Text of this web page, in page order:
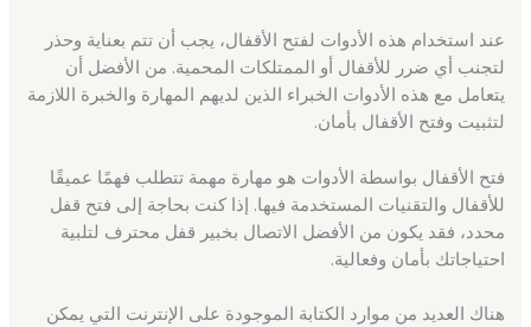
عند استخدام هذه الأدوات لفتح الأقفال، يجب أن تتم بعناية وحذر
لتجنب أي ضرر للأقفال أو الممتلكات المحمية. من الأفضل أن
يتعامل مع هذه الأدوات الخبراء الذين لديهم المهارة والخبرة اللازمة
لتثبيت وفتح الأقفال بأمان.
فتح الأقفال بواسطة الأدوات هو مهارة مهمة تتطلب فهمًا عميقًا
للأقفال والتقنيات المستخدمة فيها. إذا كنت بحاجة إلى فتح قفل
محدد، فقد يكون من الأفضل الاتصال بخبير قفل محترف لتلبية
احتياجاتك بأمان وفعالية.
هناك العديد من موارد الكتابة الموجودة على الإنترنت التي يمكن